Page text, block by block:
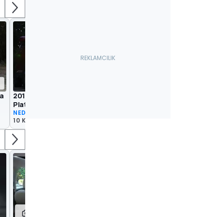
2017 Nissan X-Trail 1.6 dCi X-Tronic
Platinum | Neden Almalı?
NEDEN ALMALI?
10 Kas 2017